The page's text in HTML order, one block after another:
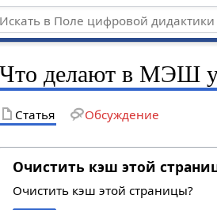
Что делают в МЭШ
Статья Обсуждение
Очистить кэш этой
Очистить кэш этой страницы?